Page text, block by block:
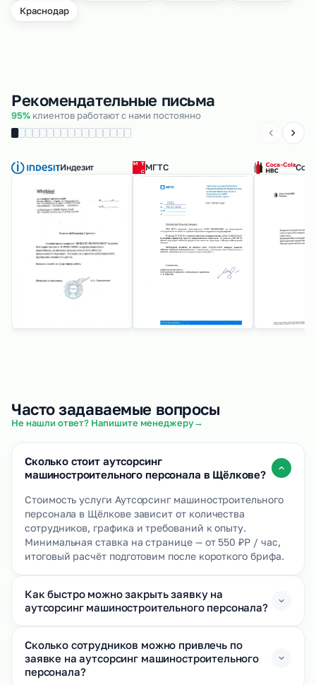
Краснодар
Рекомендательные письма
95% клиентов работают с нами постоянно
Индезит МГТС
Часто задаваемые вопросы
Не нашли ответ? Напишите менеджеру→
Сколько стоит аутсорсинг
машиностроительного персонала в Щёлкове?
Стоимость услуги Аутсорсинг машиностроительного
персонала в Щёлкове зависит от количества
сотрудников, графика и требований к опыту.
Минимальная ставка на странице — от 550 ₽Р / час,
итоговый расчёт подготовим после короткого брифа.
Как быстро можно закрыть заявку на
аутсорсинг машиностроительного персонала?
Сколько сотрудников можно привлечь по
заявке на аутсорсинг машиностроительного
персонала?